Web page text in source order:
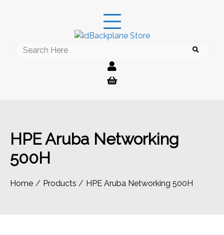
Search
HPE Aruba Networking
500H
Home Products HPE Aruba Networking 500H